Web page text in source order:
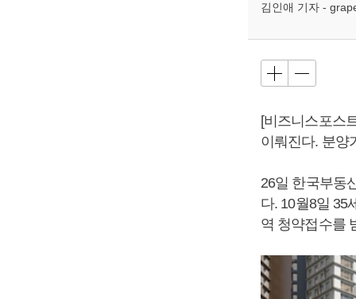
김인애 기자 -
[비즈니스포스
이뤄진다. 분양
26일 한국부동
다. 10월8일 35
역 청약접수를